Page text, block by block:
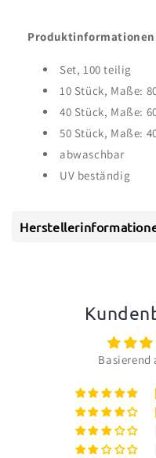
Set, 100 teilig
10 Stück, Maße:
40 Stück, Maße:
50 Stück, Maße:
abwaschbar
UV beständig
Basierend